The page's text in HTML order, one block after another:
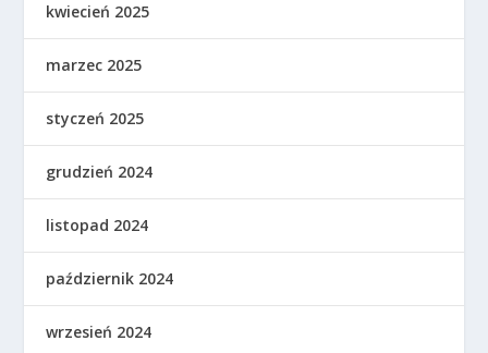
kwiecień 2025
marzec 2025
styczeń 2025
grudzień 2024
listopad 2024
październik 2024
wrzesień 2024